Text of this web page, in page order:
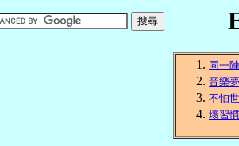
同一
音樂
不怕
壞習慣